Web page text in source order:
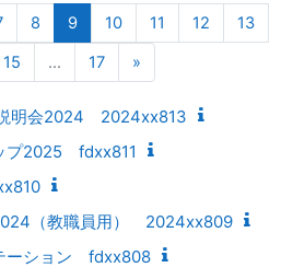
8 9(現在)
10 11 12
13
15 … 17 »次のページ
明会2024 2024xx813
プ2025 fdxx811
（教職員用） 2024xx809
ーション fdxx808